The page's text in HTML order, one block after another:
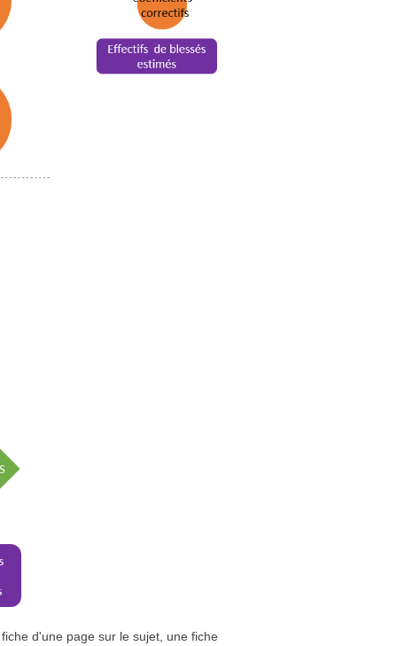
d'une page sur le sujet, une fiche